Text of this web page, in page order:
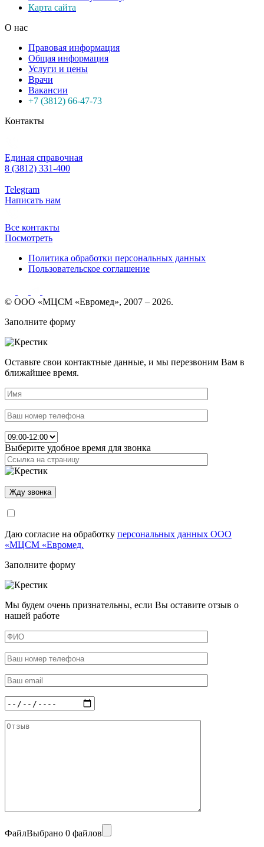
Карта сайта
О нас
Правовая информация
Общая информация
Услуги и цены
Врачи
Вакансии
+7 (3812) 66-47-73
Контакты
Единая справочная
8 (3812) 331-400
Telegram
Написать нам
Все контакты
Посмотреть
Политика обработки персональных данных
Пользовательское соглашение
© ООО «МЦСМ «Евромед», 2007 – 2026.
Заполните форму
Оставьте свои контактные данные, и мы перезвоним Вам в
ближайшее время.
Выберите удобное время для звонка
Даю согласие на обработку персональных данных ООО
«МЦСМ «Евромед.
Заполните форму
Мы будем очень признательны, если Вы оставите отзыв о
нашей работе
ФайлВыбрано 0 файлов